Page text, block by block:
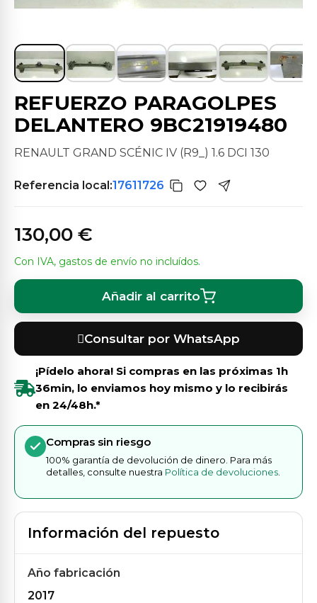
REFUERZO PARAGOLPES
DELANTERO 9BC21919480
RENAULT GRAND SCÉNIC IV (R9_) 1.6 DCI 130
Referencia local:17611726
130,00 €
Con IVA, gastos de envío no incluídos.
Añadir al carrito
Consultar por WhatsApp
¡Pídelo ahora! Si compras en las próximas 1h
36min, lo enviamos hoy mismo y lo recibirás
en 24/48h.*
Compras sin riesgo
100% garantía de devolución de dinero. Para más
detalles, consulte nuestra Política de devoluciones
Información del repuesto
Año fabricación
2017